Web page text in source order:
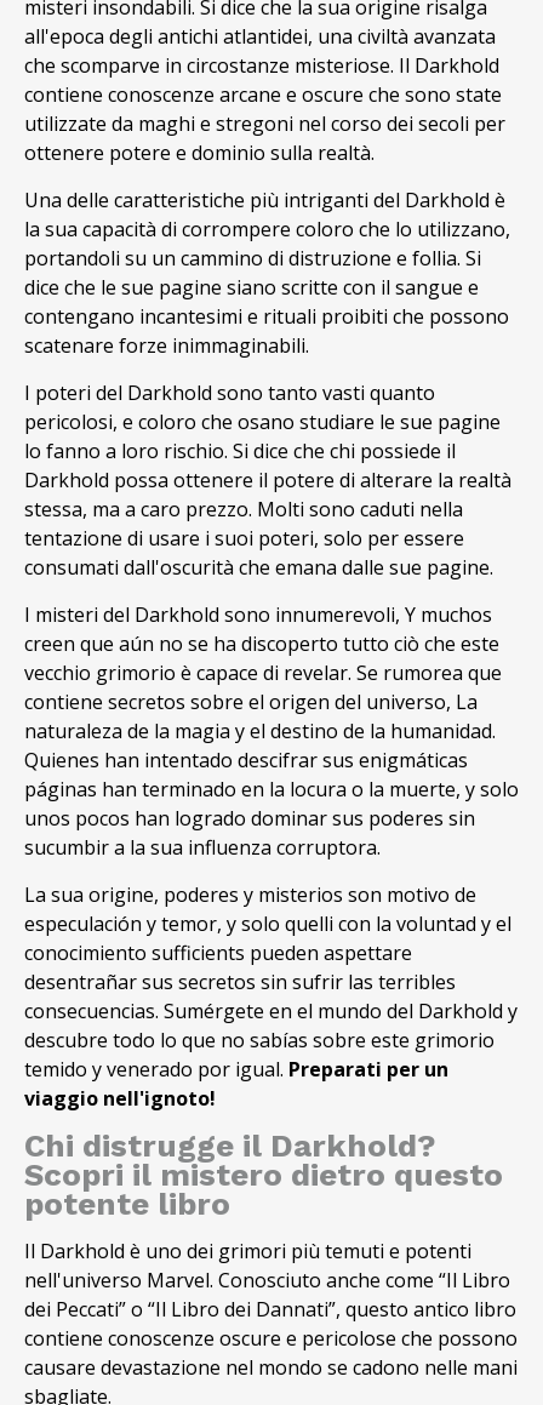
misteri insondabili. Si dice che la sua origine risalga
all'epoca degli antichi atlantidei, una civiltà avanzata
che scomparve in circostanze misteriose. Il Darkhold
contiene conoscenze arcane e oscure che sono state
utilizzate da maghi e stregoni nel corso dei secoli per
ottenere potere e dominio sulla realtà.
Una delle caratteristiche più intriganti del Darkhold è
la sua capacità di corrompere coloro che lo utilizzano,
portandoli su un cammino di distruzione e follia. Si
dice che le sue pagine siano scritte con il sangue e
contengano incantesimi e rituali proibiti che possono
scatenare forze inimmaginabili.
I poteri del Darkhold sono tanto vasti quanto
pericolosi, e coloro che osano studiare le sue pagine
lo fanno a loro rischio. Si dice che chi possiede il
Darkhold possa ottenere il potere di alterare la realtà
stessa, ma a caro prezzo. Molti sono caduti nella
tentazione di usare i suoi poteri, solo per essere
consumati dall'oscurità che emana dalle sue pagine.
I misteri del Darkhold sono innumerevoli, Y muchos
creen que aún no se ha discoperto tutto ciò che este
vecchio grimorio è capace di revelar. Se rumorea que
contiene secretos sobre el origen del universo, La
naturaleza de la magia y el destino de la humanidad.
Quienes han intentado descifrar sus enigmáticas
páginas han terminado en la locura o la muerte, y solo
unos pocos han logrado dominar sus poderes sin
sucumbir a la sua influenza corruptora.
La sua origine, poderes y misterios son motivo de
especulación y temor, y solo quelli con la voluntad y el
conocimiento sufficients pueden aspettare
desentrañar sus secretos sin sufrir las terribles
consecuencias. Sumérgete en el mundo del Darkhold y
descubre todo lo que no sabías sobre este grimorio
temido y venerado por igual. Preparati per un
viaggio nell'ignoto!
Chi distrugge il Darkhold?
Scopri il mistero dietro questo
potente libro
Il Darkhold è uno dei grimori più temuti e potenti
nell'universo Marvel. Conosciuto anche come “Il Libro
dei Peccati” o “Il Libro dei Dannati”, questo antico libro
contiene conoscenze oscure e pericolose che possono
causare devastazione nel mondo se cadono nelle mani
sbagliate.